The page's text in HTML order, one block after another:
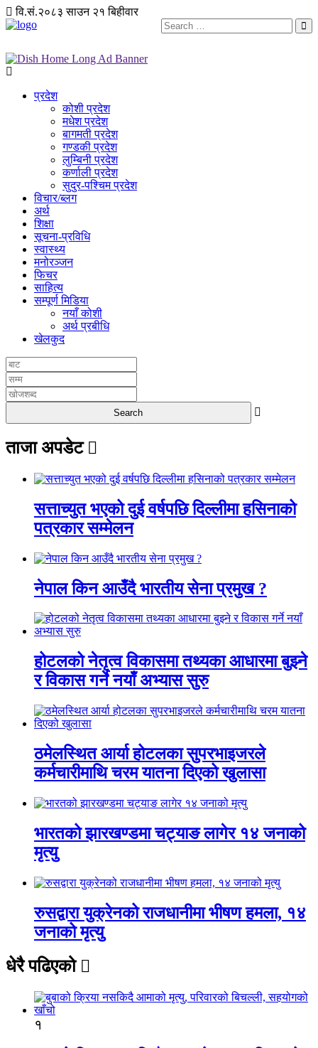
वि.सं.२०८३ साउन २१ बिहीवार
प्रदेश
कोशी प्रदेश
मधेश प्रदेश
बागमती प्रदेश
गण्डकी प्रदेश
लुम्बिनी प्रदेश
कर्णाली प्रदेश
सुदुर-पश्चिम प्रदेश
विचार/ब्लग
अर्थ
शिक्षा
सूचना-प्रविधि
स्वास्थ्य
मनोरञ्जन
फिचर
साहित्य
सम्पूर्ण मिडिया
नयाँ कोशी
अर्थ प्रबीधि
खेलकुद
ताजा अपडेट
सत्ताच्युत भएको दुई वर्षपछि दिल्लीमा हसिनाको
पत्रकार सम्मेलन
नेपाल किन आउँदै भारतीय सेना प्रमुख ?
होटलको नेतृत्व विकासमा तथ्यका आधारमा बुझ्ने
र विकास गर्ने नयाँ अभ्यास सुरु
ठमेलस्थित आर्या होटलका सुपरभाइजरले
कर्मचारीमाथि चरम यातना दिएको खुलासा
भारतको झारखण्डमा चट्याङ लागेर १४ जनाको
मृत्यु
रुसद्वारा युक्रेनको राजधानीमा भीषण हमला, १४
जनाको मृत्यु
धेरै पढिएको
१